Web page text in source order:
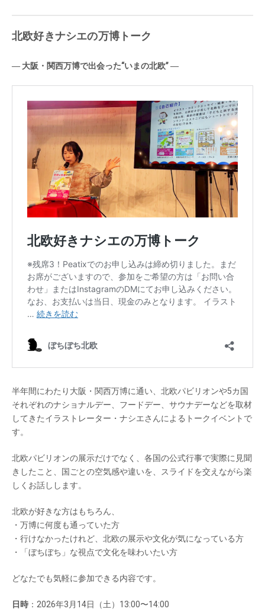
北欧好きナシエの万博トーク
― 大阪・関西万博で出会った“いまの北欧” ―
半年間にわたり大阪・関西万博に通い、北欧パビリオンや5カ国
それぞれのナショナルデー、フードデー、サウナデーなどを取材
してきたイラストレーター・ナシエさんによるトークイベントで
す。
北欧パビリオンの展示だけでなく、各国の公式行事で実際に見聞
きしたこと、国ごとの空気感や違いを、スライドを交えながら楽
しくお話しします。
北欧が好きな方はもちろん、
・万博に何度も通っていた方
・行けなかったけれど、北欧の展示や文化が気になっている方
・「ぼちぼち」な視点で文化を味わいたい方
どなたでも気軽に参加できる内容です。
日時 ：2026年3月14日（土）13:00〜14:00